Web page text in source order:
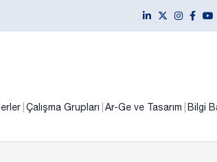
Çalışma Grupları Ar-Ge ve Tasarım Bilgi